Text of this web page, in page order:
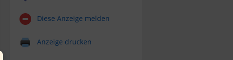
Diese Anzeige melden
Anzeige drucken